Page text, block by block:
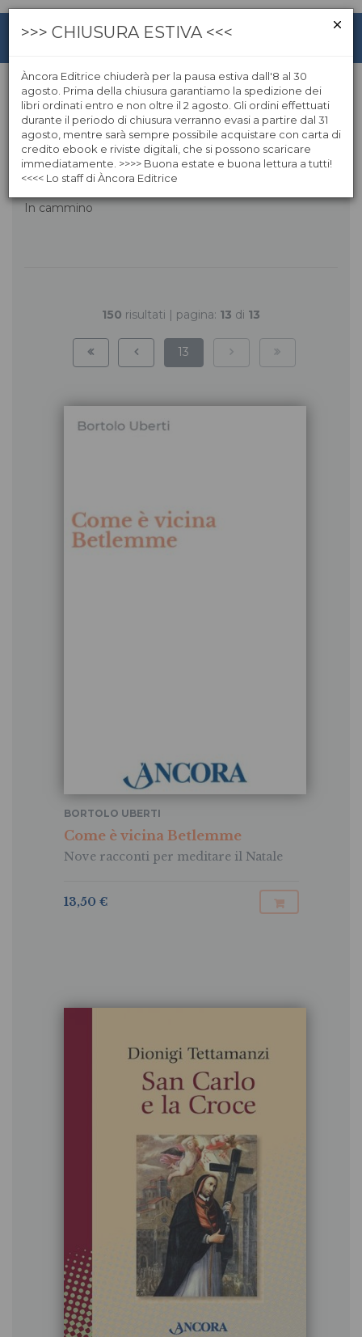
In cammino
In cammino
150 risultati | pagina: 13 di 13
13
Come è vicina Betlemme
Nove racconti per meditare il Natale
BORTOLO UBERTI
13,50 €
>>> CHIUSURA ESTIVA <<<
Àncora Editrice chiuderà per la pausa estiva dall'8 al 30
agosto. Prima della chiusura garantiamo la spedizione dei
libri ordinati entro e non oltre il 2 agosto. Gli ordini effettuati
durante il periodo di chiusura verranno evasi a partire dal 31
agosto, mentre sarà sempre possibile acquistare con carta di
credito ebook e riviste digitali, che si possono scaricare
immediatamente. >>>> Buona estate e buona lettura a tutti!
<<<< Lo staff di Àncora Editrice